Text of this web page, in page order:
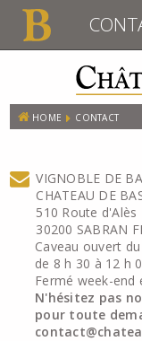
HOME CONTACT
VIGNOBLE DE
CHATEAU DE
510 Route d'Alès
30200 SABRAN
Caveau ouvert
de 8 h 30 à 12 h
Fermé week-end
N'hésitez pas
pour toute